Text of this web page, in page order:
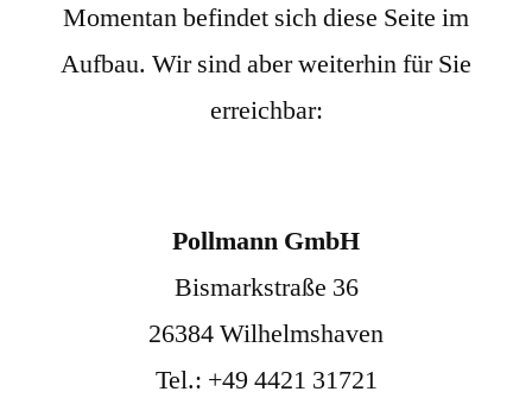
Momentan befindet sich diese Seite im
Aufbau. Wir sind aber weiterhin für Sie
erreichbar:
Pollmann GmbH
Bismarkstraße 36
26384 Wilhelmshaven
Tel.: +49 4421 31721